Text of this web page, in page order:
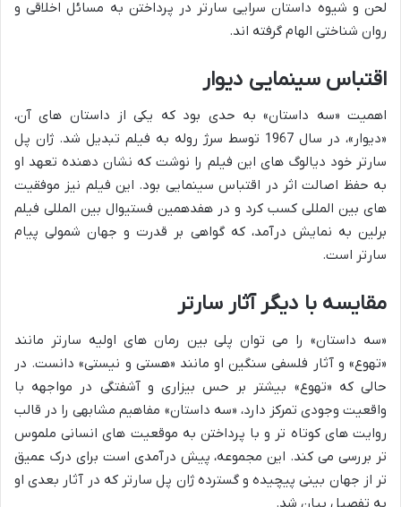
لحن و شیوه داستان سرایی سارتر در پرداختن به مسائل اخلاقی و
روان شناختی الهام گرفته اند.
اقتباس سینمایی دیوار
اهمیت «سه داستان» به حدی بود که یکی از داستان های آن،
«دیوار»، در سال 1967 توسط سرژ روله به فیلم تبدیل شد. ژان پل
سارتر خود دیالوگ های این فیلم را نوشت که نشان دهنده تعهد او
به حفظ اصالت اثر در اقتباس سینمایی بود. این فیلم نیز موفقیت
های بین المللی کسب کرد و در هفدهمین فستیوال بین المللی فیلم
برلین به نمایش درآمد، که گواهی بر قدرت و جهان شمولی پیام
سارتر است.
مقایسه با دیگر آثار سارتر
«سه داستان» را می توان پلی بین رمان های اولیه سارتر مانند
«تهوع» و آثار فلسفی سنگین او مانند «هستی و نیستی» دانست. در
حالی که «تهوع» بیشتر بر حس بیزاری و آشفتگی در مواجهه با
واقعیت وجودی تمرکز دارد، «سه داستان» مفاهیم مشابهی را در قالب
روایت های کوتاه تر و با پرداختن به موقعیت های انسانی ملموس
تر بررسی می کند. این مجموعه، پیش درآمدی است برای درک عمیق
تر از جهان بینی پیچیده و گسترده ژان پل سارتر که در آثار بعدی او
به تفصیل بیان شد.